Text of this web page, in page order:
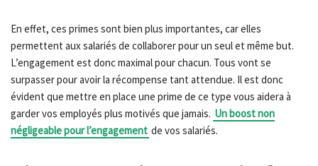
En effet, ces primes sont bien plus importantes, car elles
permettent aux salariés de collaborer pour un seul et même but.
L’engagement est donc maximal pour chacun. Tous vont se
surpasser pour avoir la récompense tant attendue. Il est donc
évident que mettre en place une prime de ce type vous aidera à
garder vos employés plus motivés que jamais. Un boost non
négligeable pour l’engagement de vos salariés.